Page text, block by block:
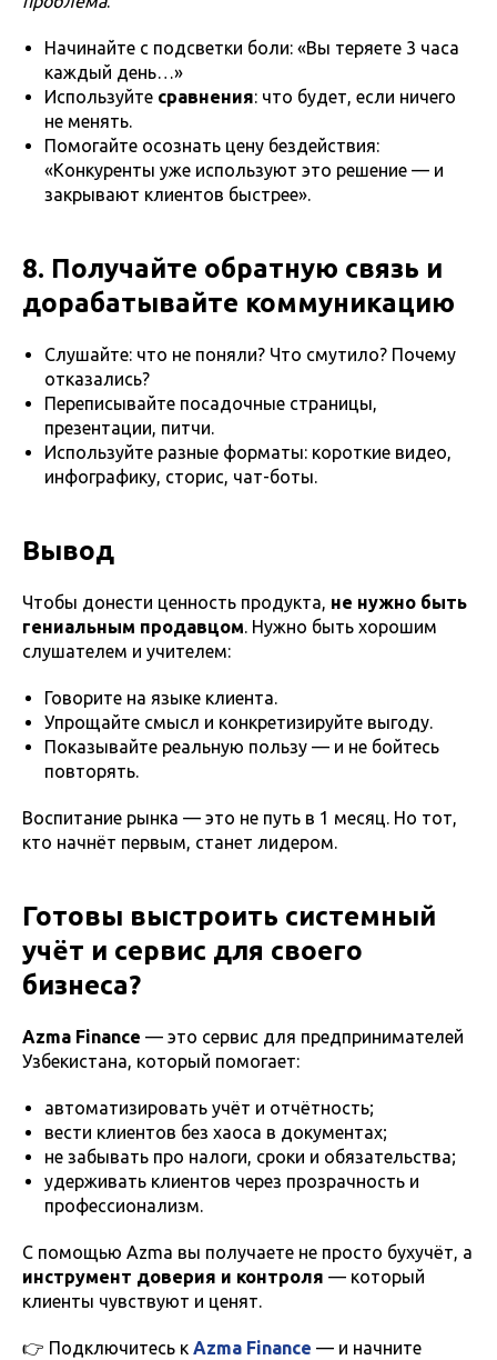
Начинайте с подсветки боли: «Вы теряете 3 часа
каждый день…»
Используйте сравнения: что будет, если ничего
не менять.
Помогайте осознать цену бездействия:
«Конкуренты уже используют это решение — и
закрывают клиентов быстрее».
8. Получайте обратную связь и
дорабатывайте коммуникацию
Слушайте: что не поняли? Что смутило? Почему
отказались?
Переписывайте посадочные страницы,
презентации, питчи.
Используйте разные форматы: короткие видео,
инфографику, сторис, чат-боты.
Вывод
Чтобы донести ценность продукта, не нужно быть
гениальным продавцом. Нужно быть хорошим
слушателем и учителем:
Говорите на языке клиента.
Упрощайте смысл и конкретизируйте выгоду.
Показывайте реальную пользу — и не бойтесь
повторять.
Воспитание рынка — это не путь в 1 месяц. Но тот,
кто начнёт первым, станет лидером.
Готовы выстроить системный
учёт и сервис для своего
бизнеса?
Azma Finance — это сервис для предпринимателей
Узбекистана, который помогает:
автоматизировать учёт и отчётность;
вести клиентов без хаоса в документах;
не забывать про налоги, сроки и обязательства;
удерживать клиентов через прозрачность и
профессионализм.
С помощью Azma вы получаете не просто бухучёт, а
инструмент доверия и контроля — который
клиенты чувствуют и ценят.
👉 Подключитесь к Azma Finance — и начните